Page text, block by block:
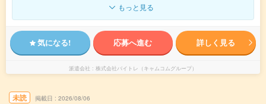
もっと見る
気になる! 応募へ進む 詳しく見る
派遣会社 株式会社バイトレ（キャムコムグループ）
未読 掲載日 2026/08/06